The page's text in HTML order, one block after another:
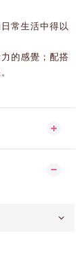
常生活中得以
的感覺；配搭